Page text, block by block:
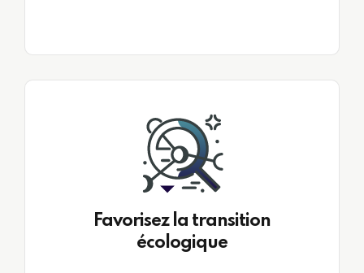
Favorisez la transition
écologique